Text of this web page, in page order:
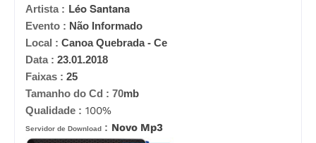
Artista : Léo Santana
Evento : Não Informado
Local : Canoa Quebrada - Ce
Data : 23.01.2018
Faixas : 25
Tamanho do Cd : 70mb
Qualidade : 100%
Servidor de Download : Novo Mp3